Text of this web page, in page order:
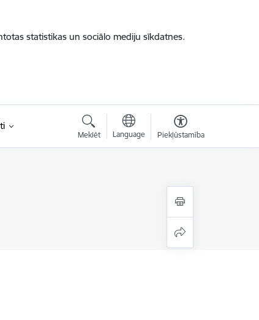
statistikas un sociālo mediju sīkdatnes.
Meklēt Language Piekļūstamība